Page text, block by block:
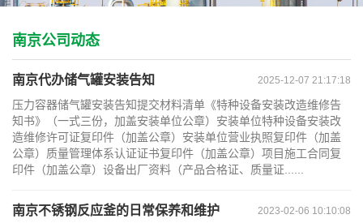
南京公司动态
2025-12-07 21:17:18
南京代办储气罐安装告知
压力容器储气罐安装告知提交材料清单《特种设备安装改造维修告
知书》（一式三份，加盖安装单位公章）安装单位特种设备安装改
造维修许可证复印件（加盖公章）安装单位营业执照复印件（加盖
公章）质量管理体系认证证书复印件（加盖公章）项目施工合同复
印件（加盖公章）设备出厂资料（产品合格证、质量证......
2023-02-06 10:10:08
南京不锈钢反应釜的日常保养和维护